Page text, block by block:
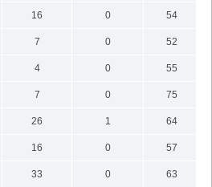
16 0
54
7 0
52
4 0
55
7 0
75
26 1
64
16 0
57
33 0
63